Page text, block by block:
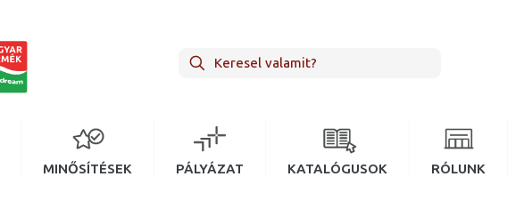
MINŐSÍTÉSEK PÁLYÁZAT KATALÓGUSOK RÓLUNK